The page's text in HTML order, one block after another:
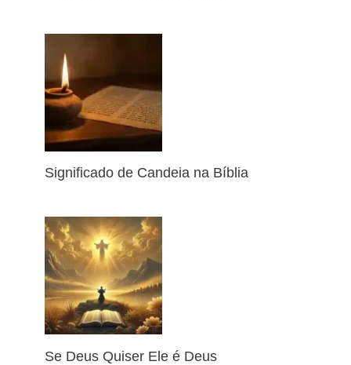
Significado de Candeia na Bíblia
Se Deus Quiser Ele é Deus